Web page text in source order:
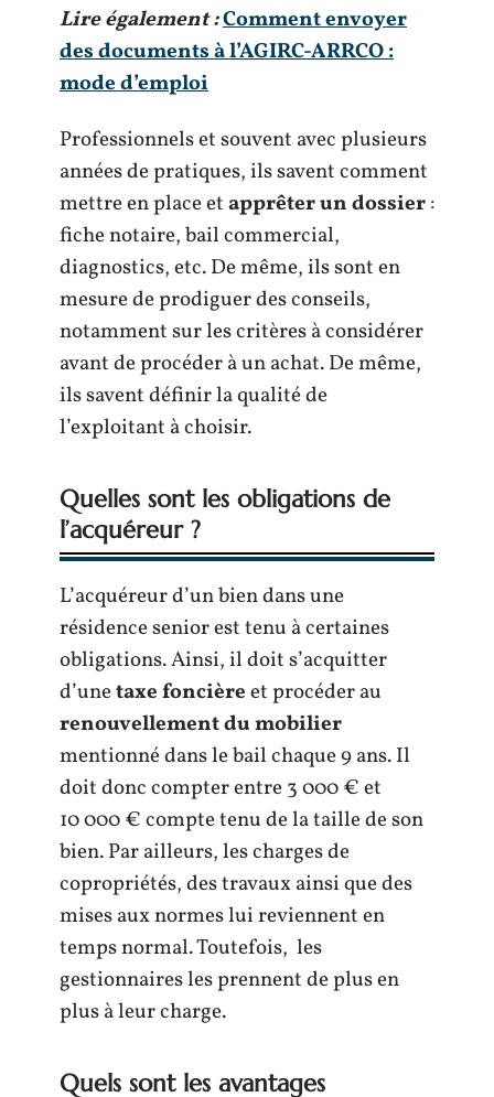
Lire également :Comment envoyer
des documents à l’AGIRC-ARRCO :
mode d’emploi
Professionnels et souvent avec plusieurs
années de pratiques, ils savent comment
mettre en place etapprêter un dossier:
fiche notaire, bail commercial,
diagnostics, etc. De même, ils sont en
mesure de prodiguer des conseils,
notamment sur les critères à considérer
avant de procéder à un achat. De même,
ils savent définir la qualité de
l’exploitant à choisir.
Quelles sont les obligations de
l’acquéreur ?
L’acquéreur d’un bien dans une
résidence senior est tenu à certaines
obligations. Ainsi, il doit s’acquitter
d’unetaxe foncièreet procéder au
renouvellement du mobilier
mentionné dans le bail chaque 9 ans. Il
doit donc compter entre 3 000 € et
10 000 € compte tenu de la taille de son
bien. Par ailleurs, les charges de
copropriétés, des travaux ainsi que des
mises aux normes lui reviennent en
temps normal. Toutefois, les
gestionnaires les prennent de plus en
plus à leur charge.
Quels sont les avantages